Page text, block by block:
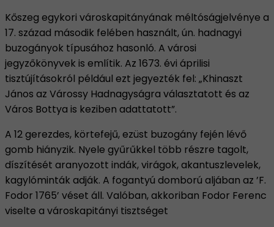
Kőszeg egykori városkapitányának méltóságjelvénye a
17. század második felében használt, ún. hadnagyi
buzogányok típusához hasonló. A városi
jegyzőkönyvek is említik. Az 1673. évi áprilisi
tisztújításokról például ezt jegyezték fel: „Khinaszt
János az Várossy Hadnagyságra választatott és az
Város Bottya is keziben adattatott”.
A 12 gerezdes, körtefejű, ezüst buzogány fején lévő
gomb hiányzik. Nyele gyűrűkkel több részre tagolt,
díszítését aranyozott indák, virágok, akantuszlevelek,
kagylóminták adják. A fogantyú domború aljában az ’F.
Fodor 1765’ véset áll. Valóban, akkoriban Fodor Ferenc
viselte a városkapitányi tisztséget